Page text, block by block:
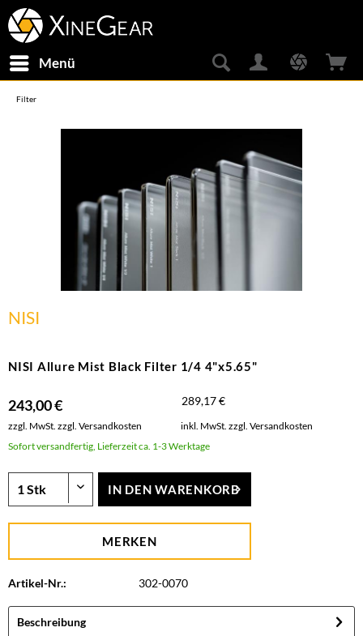
Menü
Filter
NISI
NISI Allure Mist Black Filter 1/4 4"x5.65"
243,00 € 289,17 €
zzgl. MwSt. zzgl. Versandkosten inkl. MwSt. zzgl. Versandkosten
Sofort versandfertig, Lieferzeit ca. 1-3 Werktage
IN DEN WARENKORB
MERKEN
Artikel-Nr.: 302-0070
Beschreibung